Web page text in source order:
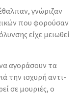
γνώριζαν
που φορούσαν
είχε μειωθεί
αγοράσουν τα
την ισχυρή αντι-
σε μουριές, ο